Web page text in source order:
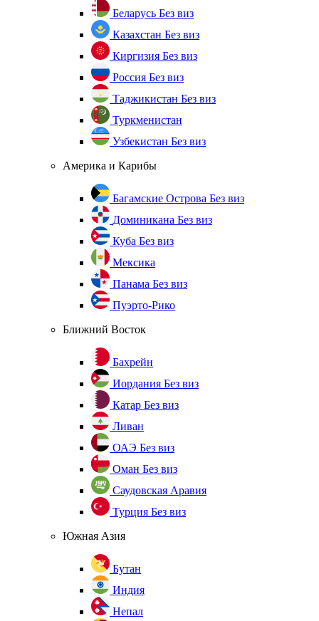
Беларусь Без виз
Казахстан Без виз
Киргизия Без виз
Россия Без виз
Таджикистан Без виз
Туркменистан
Узбекистан Без виз
Америка и Карибы
Багамские Острова Без виз
Доминикана Без виз
Куба Без виз
Мексика
Панама Без виз
Пуэрто-Рико
Ближний Восток
Бахрейн
Иордания Без виз
Катар Без виз
Ливан
ОАЭ Без виз
Оман Без виз
Саудовская Аравия
Турция Без виз
Южная Азия
Бутан
Индия
Непал